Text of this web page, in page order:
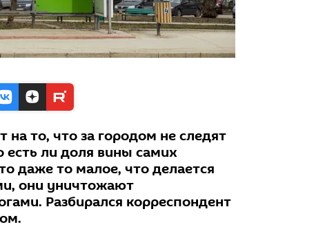
то, что за городом не следят
ли доля вины самих
даже то малое, что делается
они уничтожают
Разбирался корреспондент